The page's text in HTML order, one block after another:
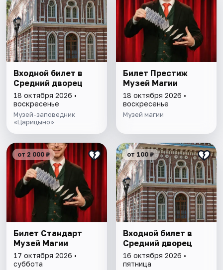
Входной билет в
Средний дворец
18 октября 2026 •
воскресенье
Музей-заповедник
«Царицыно»
Билет Престиж
Музей Магии
18 октября 2026 •
воскресенье
Музей магии
от 2 000 ₽
Билет Стандарт
Музей Магии
17 октября 2026 •
суббота
от 100 ₽
Входной билет в
Средний дворец
16 октября 2026 •
пятница